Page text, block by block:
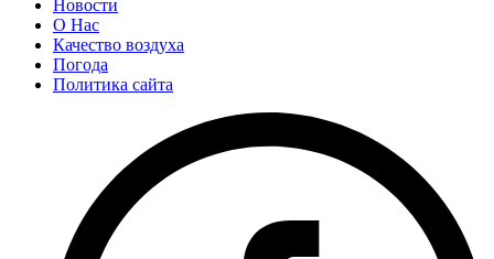
Новости
О Нас
Качество воздуха
Погода
Политика сайта